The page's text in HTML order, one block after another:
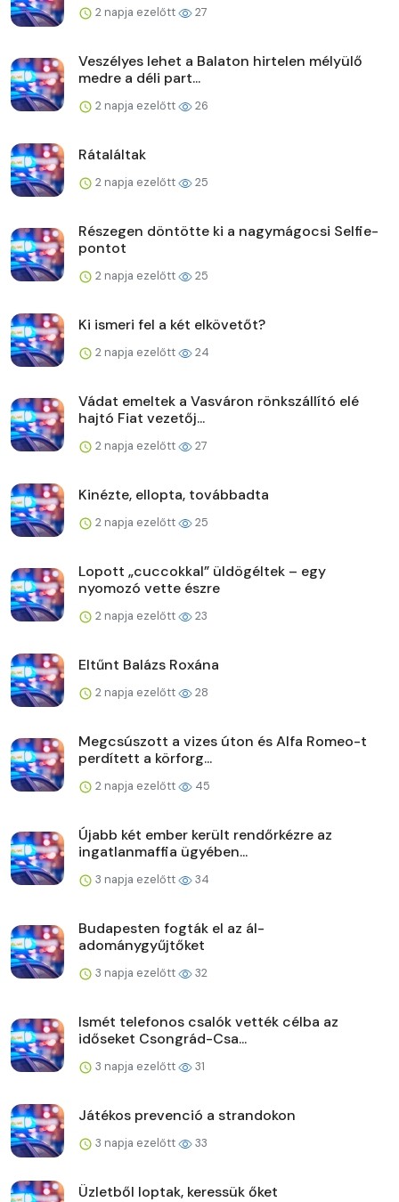
2 napja ezelőtt 27
Veszélyes lehet a Balaton hirtelen mélyülő
medre a déli part...
2 napja ezelőtt 26
Rátaláltak
2 napja ezelőtt 25
Részegen döntötte ki a nagymágocsi Selfie-
pontot
2 napja ezelőtt 25
Ki ismeri fel a két elkövetőt?
2 napja ezelőtt 24
Vádat emeltek a Vasváron rönkszállító elé
hajtó Fiat vezetőj...
2 napja ezelőtt 27
Kinézte, ellopta, továbbadta
2 napja ezelőtt 25
Lopott „cuccokkal” üldögéltek – egy
nyomozó vette észre
2 napja ezelőtt 23
Eltűnt Balázs Roxána
2 napja ezelőtt 28
Megcsúszott a vizes úton és Alfa Romeo-t
perdített a körforg...
2 napja ezelőtt 45
Újabb két ember került rendőrkézre az
ingatlanmaffia ügyében...
3 napja ezelőtt 34
Budapesten fogták el az ál-
adománygyűjtőket
3 napja ezelőtt 32
Ismét telefonos csalók vették célba az
időseket Csongrád-Csa...
3 napja ezelőtt 31
Játékos prevenció a strandokon
3 napja ezelőtt 33
Üzletből loptak, keressük őket